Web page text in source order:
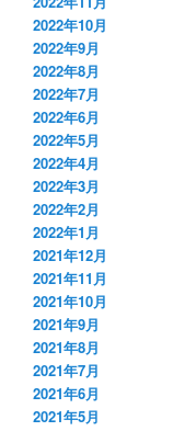
2022年10月
2022年9月
2022年8月
2022年7月
2022年6月
2022年5月
2022年4月
2022年3月
2022年2月
2022年1月
2021年12月
2021年11月
2021年10月
2021年9月
2021年8月
2021年7月
2021年6月
2021年5月